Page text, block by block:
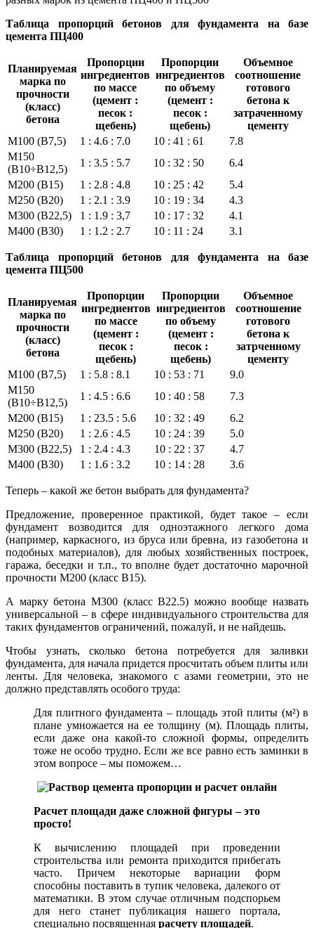
Таблица пропорций бетонов для фундамента на базе
цемента ПЦ400
Планируемая
марка по
прочности
(класс)
бетона
Пропорции
ингредиентов
по массе
(цемент :
песок :
щебень)
Пропорции
ингредиентов
по объему
(цемент :
песок :
щебень)
Объемное
соотношение
готового
бетона к
затраченному
цементу
М100 (В7,5)
1 : 4.6 : 7.0 10 : 41 : 61
7.8
М150
(В10÷В12,5)
1 : 3.5 : 5.7 10 : 32 : 50
6.4
М200 (В15)
1 : 2.8 : 4.8 10 : 25 : 42
5.4
М250 (В20)
1 : 2.1 : 3.9 10 : 19 : 34
4.3
М300 (В22,5)
1 : 1.9 : 3,7 10 : 17 : 32
4.1
М400 (В30)
1 : 1.2 : 2.7 10 : 11 : 24 3.1
Таблица пропорций бетонов для фундамента на базе
цемента ПЦ500
Планируемая
марка по
прочности
(класс)
бетона
Пропорции
ингредиентов
по массе
(цемент :
песок :
щебень)
Пропорции
ингредиентов
по объему
(цемент :
песок :
щебень)
Объемное
соотношение
готового
бетона к
затрченному
цементу
М100 (В7,5)
1 : 5.8 : 8.1 10 : 53 : 71
9.0
М150
(В10÷В12,5)
1 : 4.5 : 6.6 10 : 40 : 58
7.3
М200 (В15)
1 : 23.5 : 5.6 10 : 32 : 49
6.2
М250 (В20)
1 : 2.6 : 4.5 10 : 24 : 39
5.0
М300 (В22,5)
1 : 2.4 : 4.3 10 : 22 : 37
4.7
М400 (В30)
1 : 1.6 : 3.2 10 : 14 : 28 3.6
Теперь – какой же бетон выбрать для фундамента?
Предложение, проверенное практикой, будет такое – если
фундамент возводится для одноэтажного легкого дома
(например, каркасного, из бруса или бревна, из газобетона и
подобных материалов), для любых хозяйственных построек,
гаража, беседки и т.п., то вполне будет достаточно марочной
прочности М200 (класс В15).
А марку бетона М300 (класс В22.5) можно вообще назвать
универсальной – в сфере индивидуального строительства для
таких фундаментов ограничений, пожалуй, и не найдешь.
Чтобы узнать, сколько бетона потребуется для заливки
фундамента, для начала придется просчитать объем плиты или
ленты. Для человека, знакомого с азами геометрии, это не
должно представлять особого труда:
Для плитного фундамента – площадь этой плиты (м²) в
плане умножается на ее толщину (м). Площадь плиты,
если даже она какой-то сложной формы, определить
тоже не особо трудно. Если же все равно есть заминки в
этом вопросе – мы поможем…
Расчет площади даже сложной фигуры – это
просто!
К вычислению площадей при проведении
строительства или ремонта приходится прибегать
часто. Причем некоторые вариации форм
способны поставить в тупик человека, далекого от
математики. В этом случае отличным подспорьем
для него станет публикация нашего портала,
специально посвященная расчету площадей.